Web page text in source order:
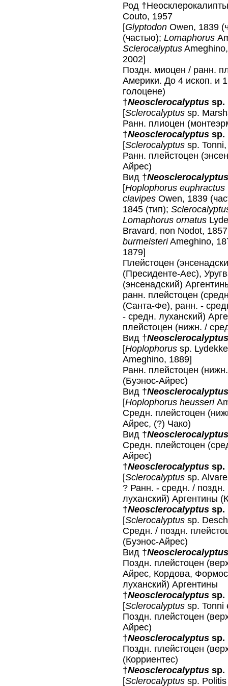
Род
Couto, 1957
[Glyptodon Owen, 1839
(частью); Lomaphorus
Sclerocalyptus
2002]
Поздн. миоцен / ранн.
Америки. До 4 ископ. и
голоцене)
†Neosclerocalyptus sp.
[Sclerocalyptus sp.
Ранн. плиоцен
†Neosclerocalyptus sp.
[Sclerocalyptus sp.
Ранн. плейстоцен
Айрес)
Вид †
[Hoplophorus euphractus
clavipes Owen, 1839
1845 (тип);
Lomaphorus ornatus
Bravard, non Nodot,
burmeisteriAmeghino,
1879]
Плейстоцен
(Пресиденте-Аес),
(энсенадский)
ранн. плейстоцен
(Санта-Фе), ранн. -
- средн. луханский)
плейстоцен (нижн. /
Вид †
[Hoplophorus sp.
Ameghino, 1889]
Ранн. плейстоцен
(Буэнос-Айрес)
Вид †
[Hoplophorus heusseri
Средн. плейстоцен
Айрес, (?) Чако)
Вид †
Средн. плейстоцен
Айрес)
†Neosclerocalyptus sp.
[Sclerocalyptus sp.
? Ранн. - средн. / поздн.
луханский) Аргентины
†Neosclerocalyptus sp.
[Sclerocalyptus sp.
Средн. / поздн.
(Буэнос-Айрес)
Вид †
Поздн. плейстоцен
Айрес, Кордова,
луханский) Аргентины
†Neosclerocalyptus sp.
[Sclerocalyptus sp. Tonni
Поздн. плейстоцен
Айрес)
†Neosclerocalyptus sp.
Поздн. плейстоцен
(Корриентес)
†Neosclerocalyptus sp.
[Sclerocalyptus sp.